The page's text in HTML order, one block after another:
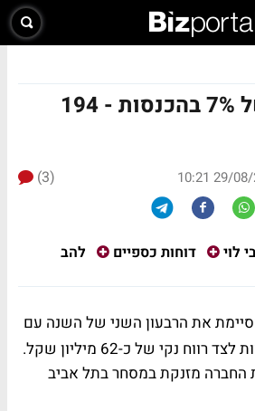
להב: צמיחה של 7% בהכנסות - 194
29/08/
(3)
לוי דוחות כספיים
להב
את הרבעון השני של השנה עם
צמיחה של 7% בהכנסות לצד רווח נקי של כ-62 מיליון שקל.
החברה מזנקת במסחר בתל אביב